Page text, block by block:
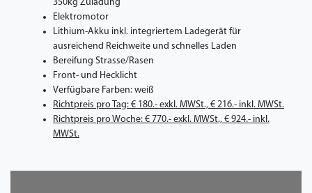
350kg Zuladung
Elektromotor
Lithium-Akku inkl. integriertem Ladegerät für
ausreichend Reichweite und schnelles Laden
Bereifung Strasse/Rasen
Front- und Hecklicht
Verfügbare Farben: weiß
Richtpreis pro Tag: € 180.- exkl. MWSt., € 216.- inkl. MWSt.
Richtpreis pro Woche: € 770.- exkl. MWSt., € 924.- inkl.
MWSt.